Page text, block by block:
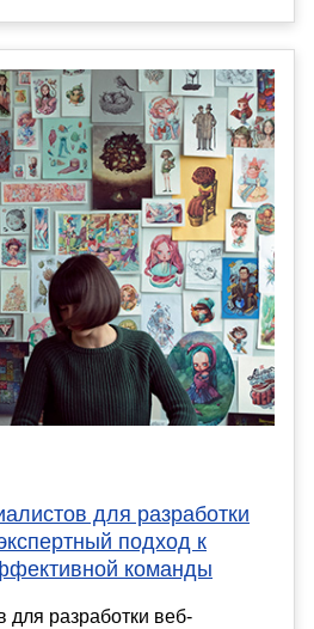
для разработки
подход к
команды
для разработки веб-